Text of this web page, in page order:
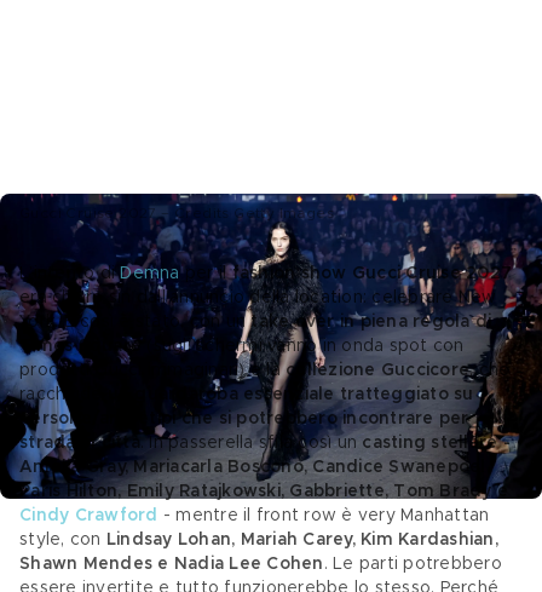
Gucci Cruise 2027 – Credits Getty Images
L’intento di Demna per il fashion show Gucci Cruise 2027
era chiaro sin dall’annuncio della location: celebrare New
York. E così è stato, con un take over in piena regola di
Times Square
(sugli schermi vanno in onda spot con
prodotti Gucci immaginari) e la collezione Guccicore, che
racchiude
un guardaroba essenziale tratteggiato su
persone/archetipi che si potrebbero incontrare per
strada in città
. In passerella sfila così un casting stellare -
Amelia Gray, Mariacarla Boscono, Candice Swanepoel,
Paris Hilton, Emily Ratajkowski, Gabbriette, Tom Brady e
Cindy Crawford
- mentre il front row è very Manhattan
style, con Lindsay Lohan, Mariah Carey, Kim Kardashian,
Shawn Mendes e Nadia Lee Cohen . Le parti potrebbero
essere invertite e tutto funzionerebbe lo stesso. Perché